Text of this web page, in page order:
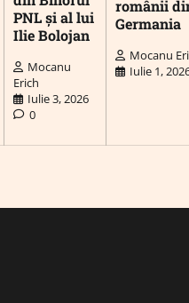
PNL și al lui
Ilie Bolojan
Mocanu
Erich
Iulie 3, 2026
0
românii
Germania
Mocanu
Iulie 1,